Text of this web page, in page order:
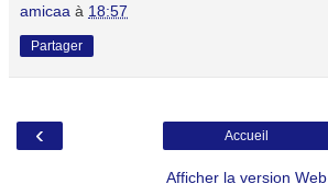
amicaa à 18:57
Partager
‹ Accueil
Afficher la version Web